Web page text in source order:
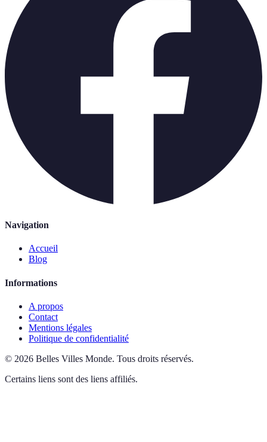
Navigation
Accueil
Blog
Informations
A propos
Contact
Mentions légales
Politique de confidentialité
© 2026 Belles Villes Monde. Tous droits réservés.
Certains liens sont des liens affiliés.